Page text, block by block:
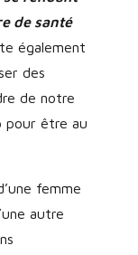
de santé
également
des
de notre
pour être au
femme
autre